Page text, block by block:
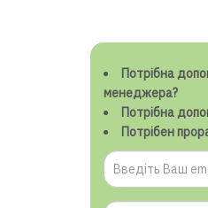
Потрібна
менеджера?
Потрібна
Потрібен